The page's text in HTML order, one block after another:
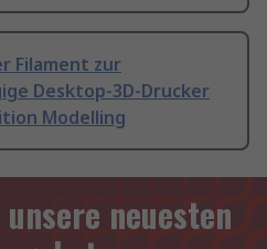
Filament zur
Desktop-3D-Drucker
Modelling
neuesten